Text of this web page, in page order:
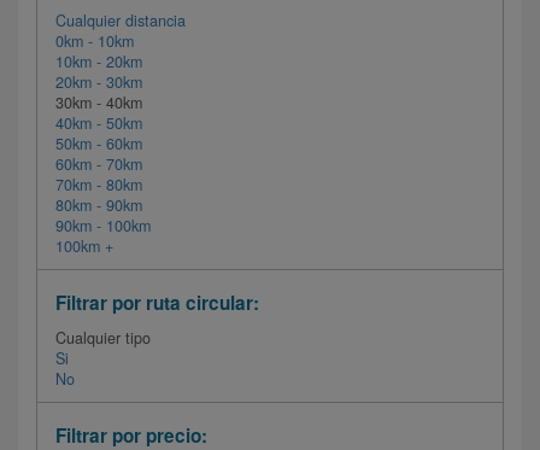
Cualquier distancia
0km - 10km
10km - 20km
20km - 30km
30km - 40km
40km - 50km
50km - 60km
60km - 70km
70km - 80km
80km - 90km
90km - 100km
100km +
Filtrar por ruta circular:
Cualquier tipo
Si
No
Filtrar por precio: